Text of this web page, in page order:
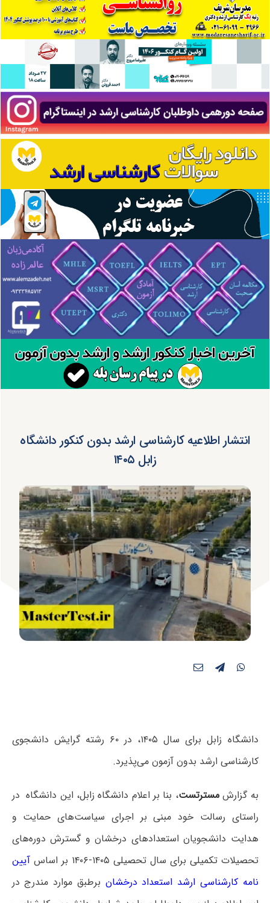
انتشار اطلاعیه کارشناسی ارشد بدون کنکور دانشگاه
زابل ۱۴۰۵
دانشگاه زابل برای سال ۱۴۰۵، در ۶۰ رشته گرایش دانشجوی
کارشناسی ارشد بدون آزمون می‌پذیرد.
به گزارشمسترتست، بنا بر اعلام دانشگاه زابل، این دانشگاه در
راستای رسالت خود مبنی بر اجرای سیاست‌های حمایت و
هدایت دانشجویان استعدادهای درخشان و گسترش دوره‌های
تحصیلات تکمیلی برای سال تحصیلی ۱۴۰۵-۱۴۰۶ بر اساس
آیین
نامه کارشناسی ارشد استعداد درخشان برطبق موارد مندرج در